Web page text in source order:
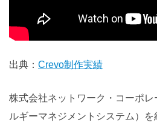
出典： Crevo制作実績
株式会社ネットワーク・コーポ
ルギーマネジメントシステム）